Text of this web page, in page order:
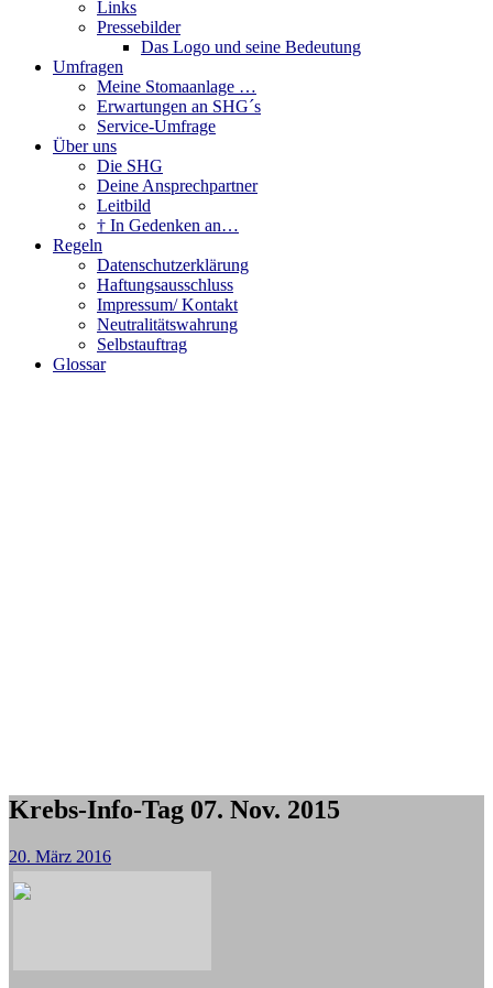
Links
Pressebilder
Das Logo und seine Bedeutung
Umfragen
Meine Stomaanlage …
Erwartungen an SHG´s
Service-Umfrage
Über uns
Die SHG
Deine Ansprechpartner
Leitbild
† In Gedenken an…
Regeln
Datenschutzerklärung
Haftungsausschluss
Impressum/ Kontakt
Neutralitätswahrung
Selbstauftrag
Glossar
Krebs-Info-Tag 07. Nov. 2015
20. März 2016